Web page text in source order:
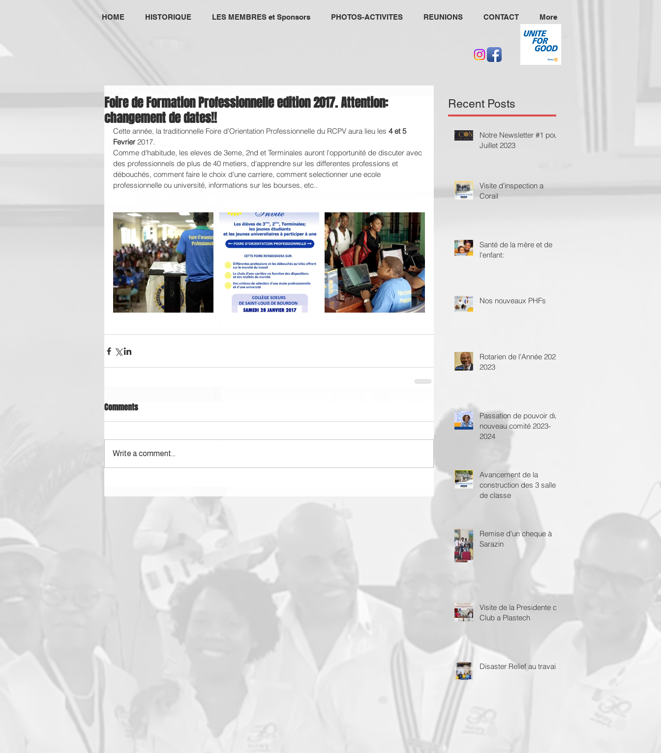
HOME HISTORIQUE LES MEMBRES et Sponsors PHOTOS-ACTIVITES REUNIONS CONTACT More
Foire de Formation Professionnelle edition 2017. Attention:
changement de dates!!
Cette année, la traditionnelle Foire d'Orientation Professionnelle du RCPV aura lieu les 4 et 5
Fevrier 2017.
Comme d'habitude, les eleves de 3eme, 2nd et Terminales auront l'opportunité de discuter avec
des professionnels de plus de 40 metiers, d'apprendre sur les differentes professions et
débouchés, comment faire le choix d'une carriere, comment selectionner une ecole
professionnelle ou université, informations sur les bourses, etc..
Comments
Write a comment...
Recent Posts
Notre Newsletter #1 pour
Juillet 2023
Visite d'inspection a
Corail
Santé de la mère et de
l'enfant:
Nos nouveaux PHFs
Rotarien de l'Année 2022-
2023
Passation de pouvoir du
nouveau comité 2023-
2024
Avancement de la
construction des 3 salles
de classe
Remise d'un cheque à
Sarazin
Visite de la Presidente du
Club a Plastech
Disaster Relief au travail